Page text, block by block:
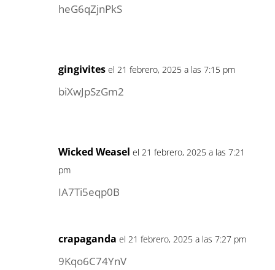
heG6qZjnPkS
gingivites el 21 febrero, 2025 a las 7:15 pm
biXwJpSzGm2
Wicked Weasel el 21 febrero, 2025 a las 7:21
pm
IA7Ti5eqp0B
crapaganda el 21 febrero, 2025 a las 7:27 pm
9Kqo6C74YnV